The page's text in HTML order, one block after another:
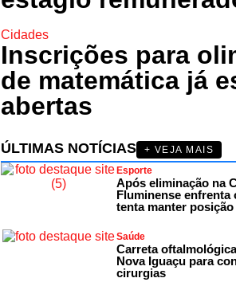
Cidades
Inscrições para
de matemática já
abertas
ÚLTIMAS NOTÍCIAS
+ VEJA MAIS
Esporte
Após eliminação na
Fluminense enfrenta
tenta manter
Saúde
Carreta
Nova Iguaçu para
cirurgias